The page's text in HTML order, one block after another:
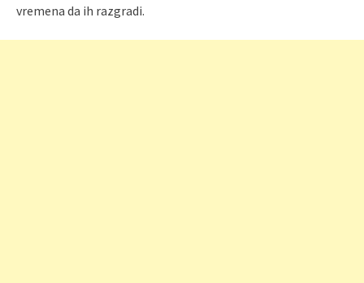
vremena da ih razgradi.